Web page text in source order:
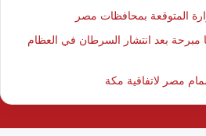
المتوقعة بمحافظات مصر
مبرحة بعد انتشار السرطان في العظام
مصر لاتفاقية مكة